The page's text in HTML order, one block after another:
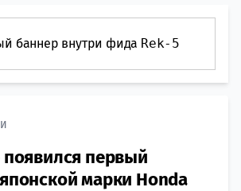
баннер внутри фида Rek-5
появился первый
марки Honda